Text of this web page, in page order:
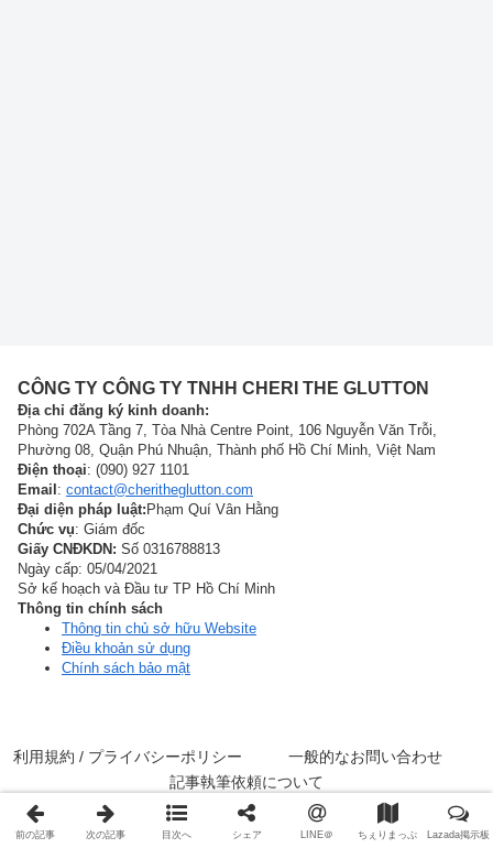
CÔNG TY CÔNG TY TNHH CHERI THE GLUTTON
Địa chỉ đăng ký kinh doanh:
Phòng 702A Tầng 7, Tòa Nhà Centre Point, 106 Nguyễn Văn Trỗi,
Phường 08, Quận Phú Nhuận, Thành phố Hồ Chí Minh, Việt Nam
Điện thoại: (090) 927 1101
Email : contact@cheritheglutton.com
Đại diện pháp luật: Phạm Quí Vân Hằng
Chức vụ: Giám đốc
Giấy CNĐKDN: Số 0316788813
Ngày cấp: 05/04/2021
Sở kế hoạch và Đầu tư TP Hồ Chí Minh
Thông tin chính sách
Thông tin chủ sở hữu Website
Điều khoản sử dụng
Chính sách bảo mật
利用規約 / プライバシーポリシー
一般的なお問い合わせ
記事執筆依頼について
© 2000 フードアナリストちぇりのホーチミンの美味いもん.
前の記事 次の記事 目次へ シェア LINE＠ ちぇりまっぷ Lazada掲示板